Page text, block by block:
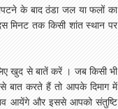
के बाद ठंडा जल या फलों का
मिनट तक किसी शांत स्थान पर
खुद से बातें करें । जब किसी भी
बात करते हैं तो आपके दिमाग में
आयेंगे और इससे आपको संतुष्टि